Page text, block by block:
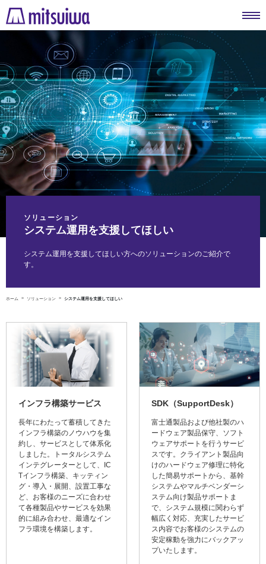
ホーム ソリューション システム運用を支援してほしい
ソリューション
システム運用を支援してほしい
システム運用を支援してほしい方へのソリューションのご紹介で
す。
インフラ構築サービス
長年にわたって蓄積してきた
インフラ構築のノウハウを集
約し、サービスとして体系化
しました。トータルシステム
インテグレーターとして、IC
Tインフラ構築、キッティン
グ・導入・展開、設置工事な
ど、お客様のニーズに合わせ
て各種製品やサービスを効果
的に組み合わせ、最適なイン
フラ環境を構築します。
SDK（SupportDesk）
富士通製品および他社製のハ
ードウェア製品保守、ソフト
ウェアサポートを行うサービ
スです。クライアント製品向
けのハードウェア修理に特化
した簡易サポートから、基幹
システムやマルチベンダーシ
ステム向け製品サポートま
で、システム規模に関わらず
幅広く対応、充実したサービ
ス内容でお客様のシステムの
安定稼動を強力にバックアッ
プいたします。